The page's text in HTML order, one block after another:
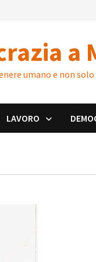
a
umano e non
LAVORO